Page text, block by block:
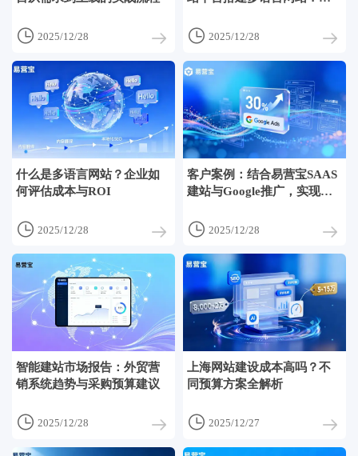
 2025/12/28  2025/12/28
什么是多语言网站？企业如
何评估成本与ROI
 2025/12/28
客户案例：结合易营宝SAAS
建站与Google推广，实现经
 2025/12/28
智能建站市场报告：外贸营
销系统趋势与采购预算建议
 2025/12/28
上海网站建设成本高吗？不
同预算方案全解析
 2025/12/27